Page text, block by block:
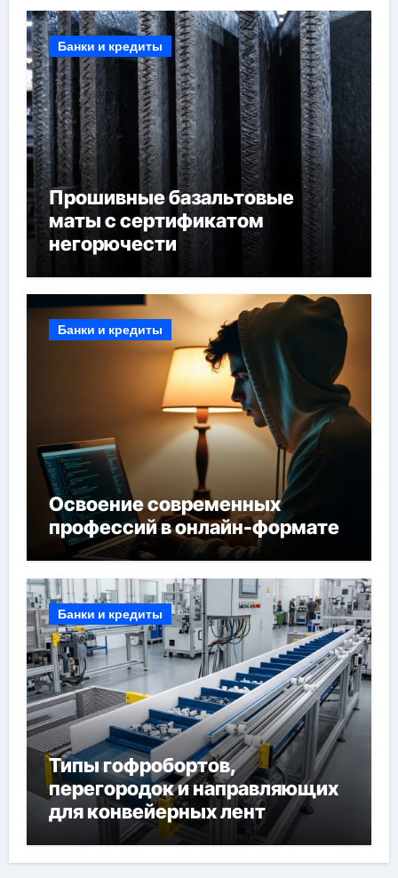
Банки и кредиты
Прошивные базальтовые
маты с сертификатом
негорючести
Банки и кредиты
Освоение современных
профессий в онлайн-формате
Банки и кредиты
Типы гофробортов,
перегородок и направляющих
для конвейерных лент